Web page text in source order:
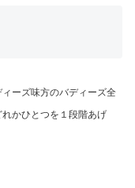
ーズ味方のバディーズ全
かひとつを１段階あげ